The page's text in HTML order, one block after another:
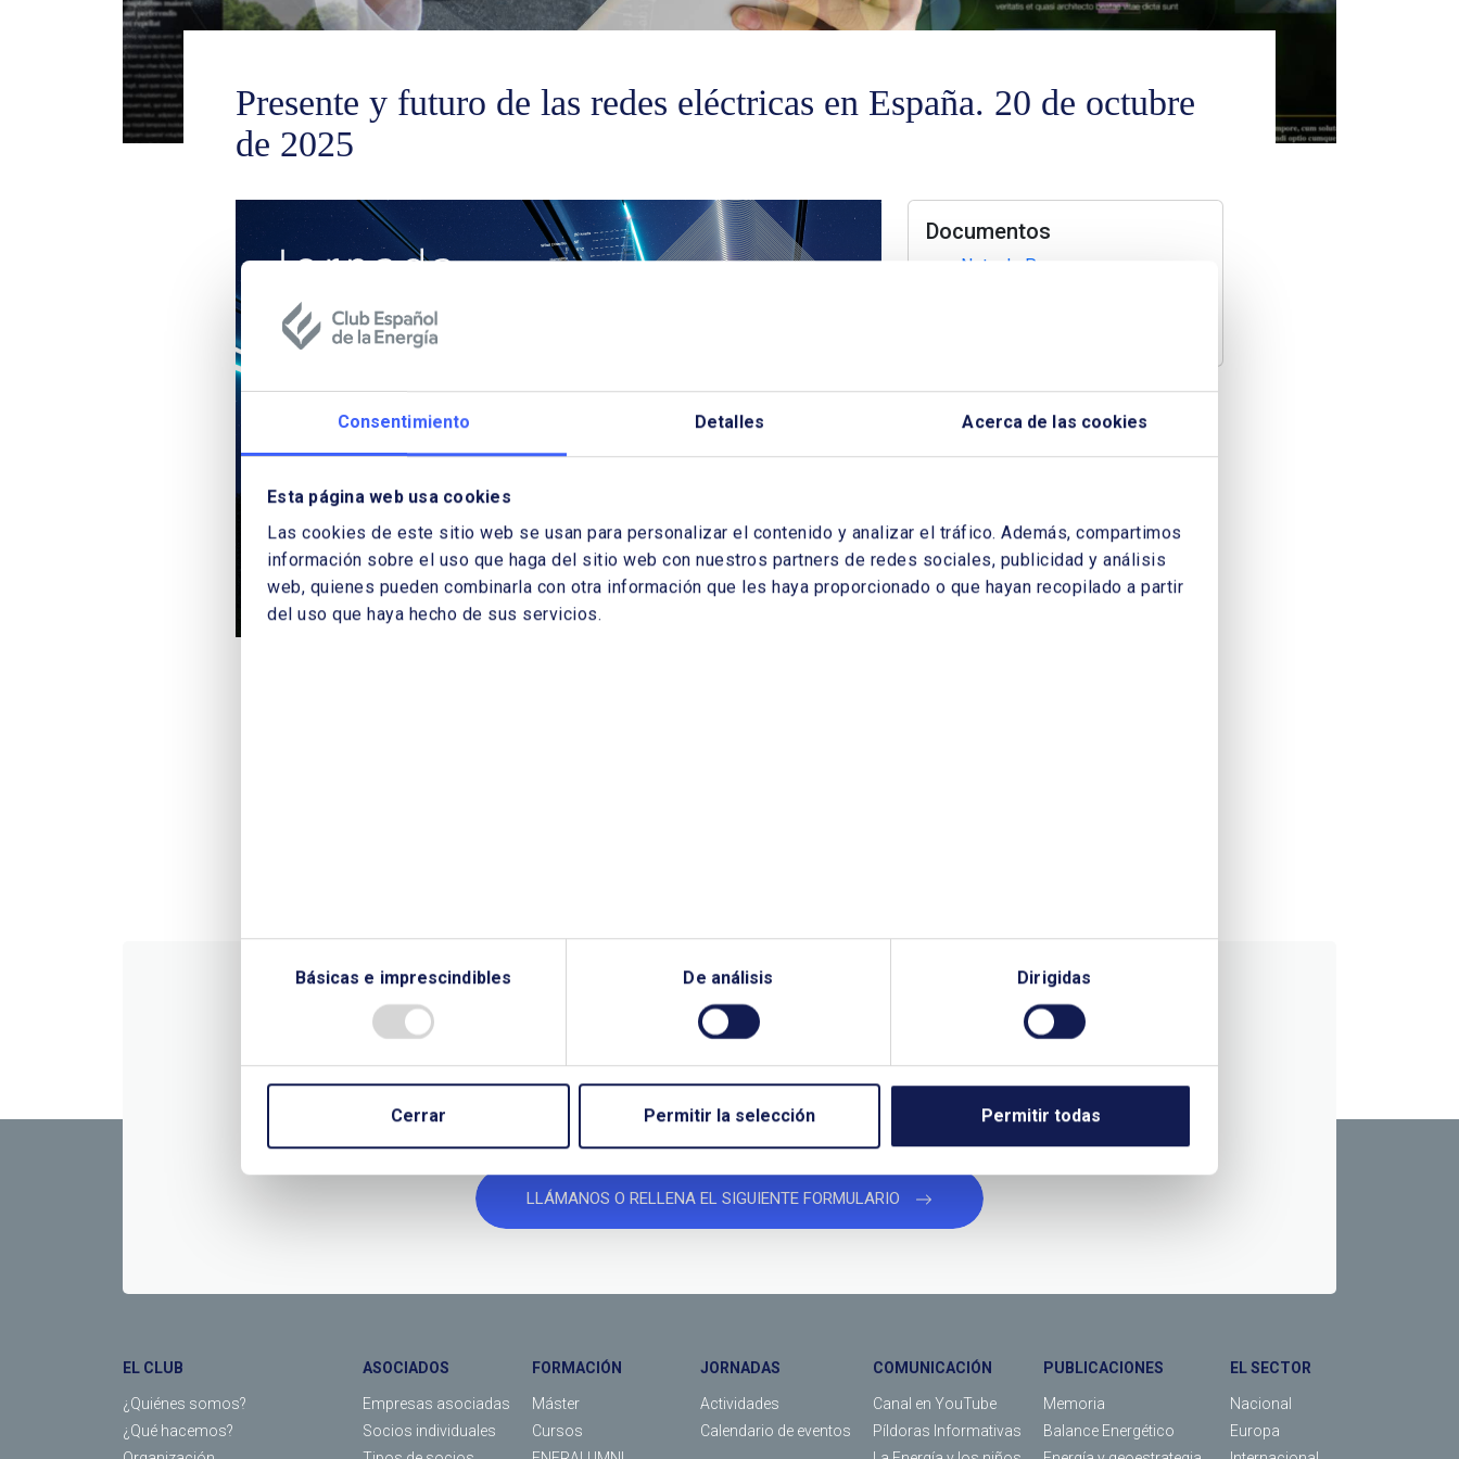
Consentimiento Detalles Acerca de las cookies
Esta página web usa cookies
Las cookies de este sitio web se usan para personalizar el contenido y analizar el tráfico. Además, compartimos
información sobre el uso que haga del sitio web con nuestros partners de redes sociales, publicidad y análisis
web, quienes pueden combinarla con otra información que les haya proporcionado o que hayan recopilado a partir
del uso que haya hecho de sus servicios.
Básicas e imprescindibles De análisis Dirigidas
Cerrar Permitir la selección Permitir todas
Presente y futuro de las redes eléctricas en España. 20 de octubre
de 2025
Documentos
Nota de Prensa
¿QUIERES PONERTE EN CONTACTO CON NOSOTROS?
CONTÁCTANOS SI NECESITAS MÁS INFORMACIÓN
LLÁMANOS O RELLENA EL SIGUIENTE FORMULARIO
EL CLUB
¿Quiénes somos?
¿Qué hacemos?
ASOCIADOS
Empresas asociadas
Socios individuales
FORMACIÓN
Máster
Cursos
JORNADAS
Actividades
Calendario de eventos
COMUNICACIÓN
Canal en YouTube
Píldoras Informativas
PUBLICACIONES
Memoria
Balance Energético
EL SECTOR
Nacional
Europa